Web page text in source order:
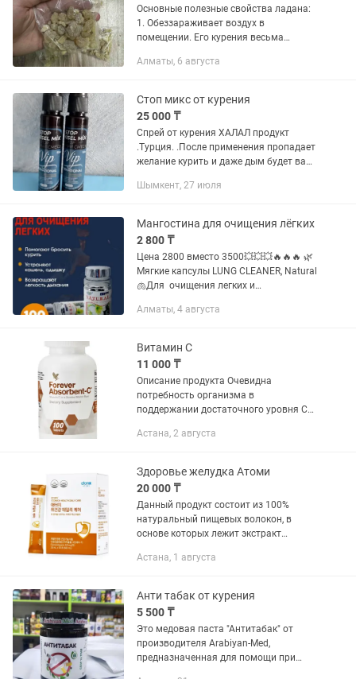
Основные полезные свойства ладана:
1. Обеззараживает воздух в
помещении. Его курения весьма
заболеваниях (ОРВ, Ларингит,
Приятный аромат...
Алматы, 6 августа
Стоп микс от курения
25 000 ₸
Спрей от курения ХАЛАЛ продукт
.Турция. .После применения пропадает
желание курить и даже дым будет вам
бронхит,кашель.Состав
под язык.2 шт.флакона...
Шымкент, 27 июля
Мангостина для очищения лёгких
2 800 ₸
Цена 2800 вместо 3500💥💥💥🔥🔥🔥 🌿
Мягкие капсулы LUNG CLEANER, Natural
🫁Для очищения легких и
Состав: продукт мангостин или архат
Алматы, 4 августа
Витамин С
11 000 ₸
Описание продукта Очевидна
потребность организма в
поддержании достаточного уровня С
Однако эта потребность может
и физической...
Астана, 2 августа
Здоровье желудка Атоми
20 000 ₸
Данный продукт состоит из 100%
натуральный пищевых волокон, в
основе которых лежит экстракт
составляют уникальную формулу в
огромный...
Астана, 1 августа
Анти табак от курения
5 500 ₸
Это медовая паста "Антитабак" от
производителя Arabiyan-Med,
предназначенная для помощи при